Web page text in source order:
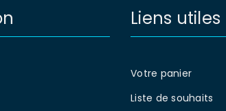
Liens utiles
Votre panier
Liste de souhaits